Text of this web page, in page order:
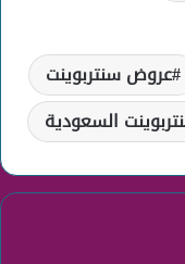
عروض سنتربوينت
السعودية